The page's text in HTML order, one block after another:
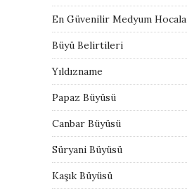
En Güvenilir Medyum
Büyü Belirtileri
Yıldızname
Papaz Büyüsü
Canbar Büyüsü
Süryani Büyüsü
Kaşık Büyüsü